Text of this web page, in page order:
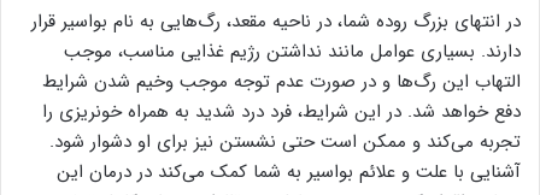
در انتهای بزرگ روده شما، در ناحیه مقعد، رگ‌هایی به نام بواسیر قرار
دارند. بسیاری عوامل مانند نداشتن رژیم غذایی مناسب، موجب
التهاب این رگ‌ها و در صورت عدم توجه موجب وخیم شدن شرایط
دفع خواهد شد. در این شرایط، فرد درد شدید به همراه خونریزی را
تجربه می‌کند و ممکن است حتی نشستن نیز برای او دشوار شود.
آشنایی با علت و علائم بواسیر به شما کمک می‌کند در درمان این